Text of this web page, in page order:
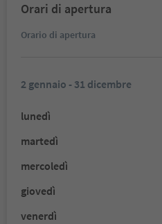
Orari di apertura
Orario di apertura
2 gennaio - 31 dicembre
lunedì
martedì
mercoledì
giovedì
venerdì